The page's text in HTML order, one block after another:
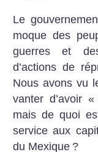
Le
moque des
guerres et
d’actions de
Nous avons vu
vanter d’avoir «
mais de quoi
service aux
du Mexique ?